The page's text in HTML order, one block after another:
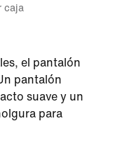
caja
el pantalón
pantalón
suave y un
para